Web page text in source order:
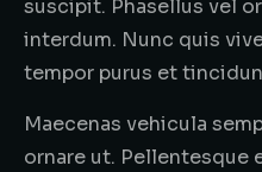
suscipit. Phasellus vel
interdum. Nunc quis
tempor purus et
Maecenas vehicula
ornare ut. Pellentesque